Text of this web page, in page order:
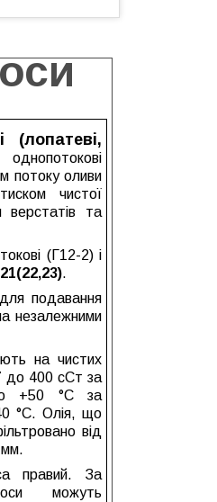
потоку оливи
чистої
верстатів та
(Г12-2) і
.
подавання
незалежними
на чистих
до 400 сСт за
+50 °C за
°C. Олія, що
від
мм.
правий. За
можуть